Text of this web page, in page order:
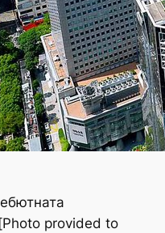
provided to